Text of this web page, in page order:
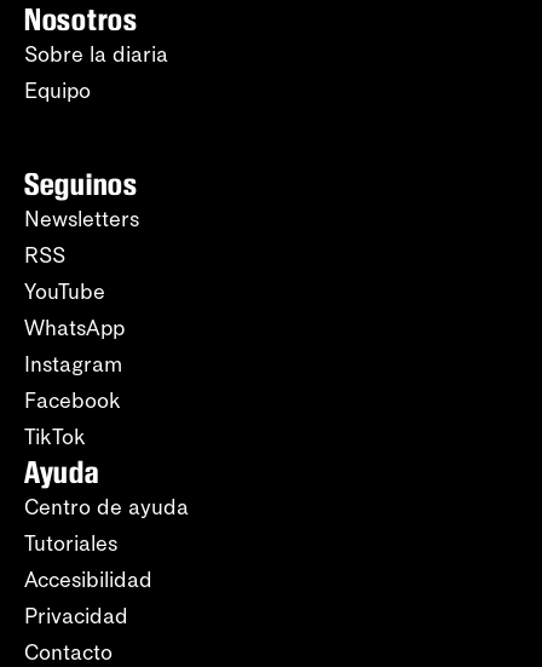
Nosotros
Sobre la diaria
Equipo
Seguinos
Newsletters
RSS
YouTube
WhatsApp
Instagram
Facebook
TikTok
Ayuda
Centro de ayuda
Tutoriales
Accesibilidad
Privacidad
Contacto